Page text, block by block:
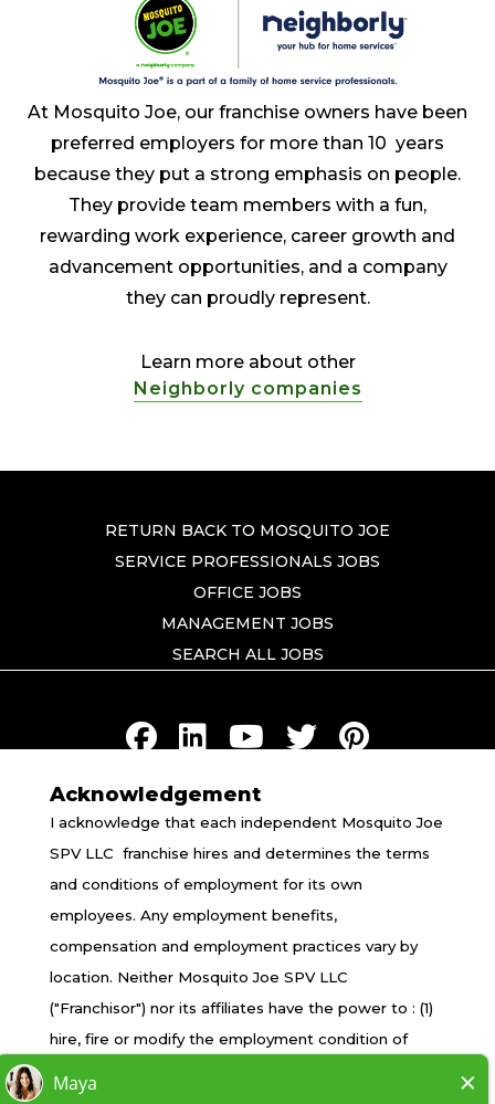
At Mosquito Joe, our franchise owners have been
preferred employers for more than 10 years
because they put a strong emphasis on people.
They provide team members with a fun,
rewarding work experience, career growth and
advancement opportunities, and a company
they can proudly represent.
Learn more about other
Neighborly companies
RETURN BACK TO MOSQUITO JOE
SERVICE PROFESSIONALS JOBS
OFFICE JOBS
MANAGEMENT JOBS
SEARCH ALL JOBS
TERMS OF USE
PRIVACY POLICY
ACCESSIBILITY
DO NOT SELL MY INFO
YOUR PRIVACY RIGHTS
*All independently owned and operated franchised
businesses operate under the service brands’
marks, trademarks, trade names, logos, emblems,
Acknowledgement
I acknowledge that each independent Mosquito Joe
SPV LLC franchise hires and determines the terms
and conditions of employment for its own
employees. Any employment benefits,
compensation and employment practices vary by
location. Neither Mosquito Joe SPV LLC
("Franchisor") nor its affiliates have the power to : (1)
hire, fire or modify the employment condition of